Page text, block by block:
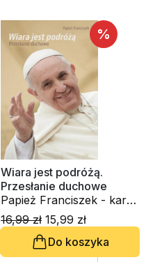
%
Wiara jest podróżą.
Przesłanie duchowe
Papież Franciszek - kard.
Jorge Mario Bergoglio
16,99 zł 15,99 zł
Do koszyka